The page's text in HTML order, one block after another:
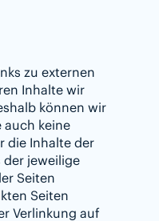
zu externen
Inhalte wir
können wir
auch keine
die Inhalte der
jeweilige
Seiten
Seiten
Verlinkung auf